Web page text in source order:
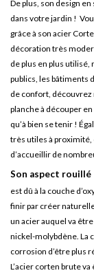
De plus, son design
dans votre jardin !
grâce à son acier
décoration très
de plus en plus
publics, les bâtiments
de confort, découvrez
planche à découper
qu’à bien se tenir !
très utiles à
d’accueillir de
Son aspect rouillé
est dû à la couche
finir par créer
un acier auquel va
nickel-molybdène. La
corrosion d’être plus
L’acier corten brute